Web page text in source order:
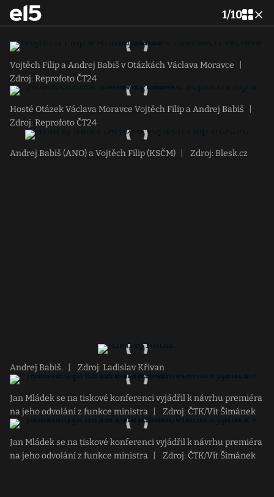
1/10
Vojtěch Filip a Andrej Babiš v Otázkách Václava Moravce
Zdroj: Reprofoto ČT24
Hosté Otázek Václava Moravce Vojtěch Filip a Andrej Babiš
Zdroj: Reprofoto ČT24
Andrej Babiš (ANO) a Vojtěch Filip (KSČM) Zdroj: Blesk.cz
Andrej Babiš. Zdroj: Ladislav Křivan
Jan Mládek se na tiskové konferenci vyjádřil k návrhu premiéra
na jeho odvolání z funkce ministra
Zdroj: ČTK/Vít Šimánek
Jan Mládek se na tiskové konferenci vyjádřil k návrhu premiéra
na jeho odvolání z funkce ministra
Zdroj: ČTK/Vít Šimánek